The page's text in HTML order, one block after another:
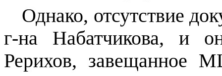
Однако, отсутствие
г-на Набатчикова, и он
Рерихов, завещанное